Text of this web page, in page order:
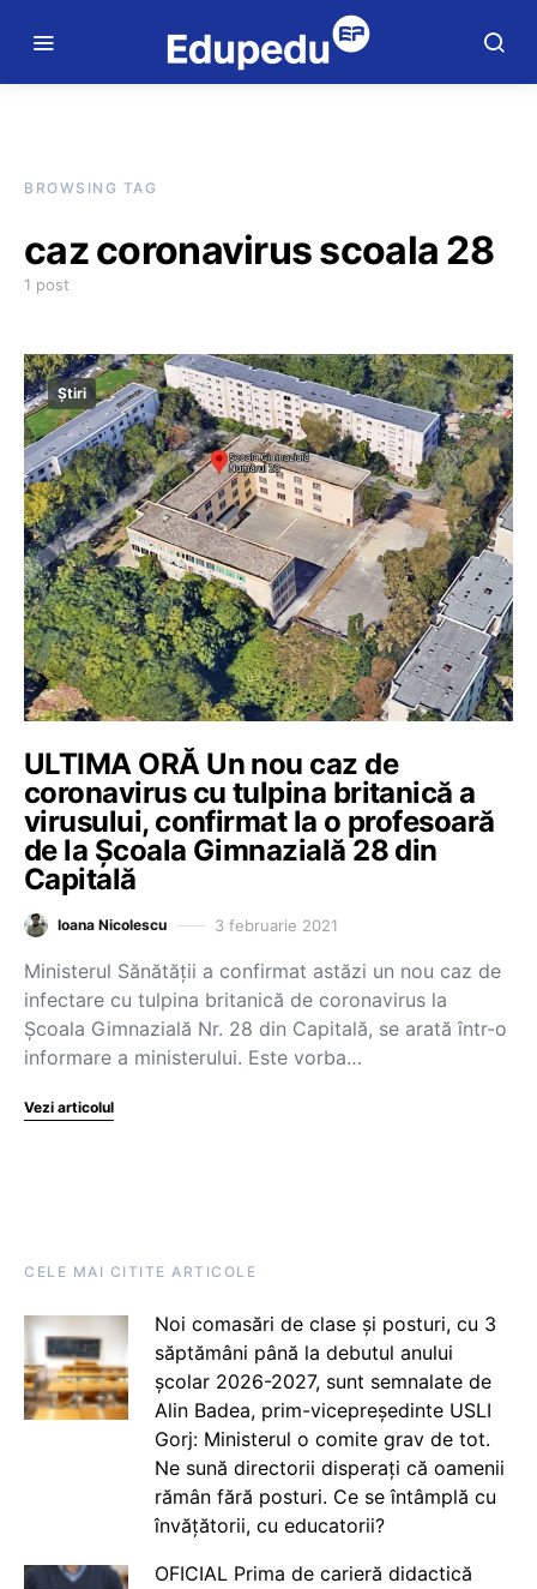
BROWSING TAG
caz coronavirus scoala 28
1 post
Știri
ULTIMA ORĂ Un nou caz de
coronavirus cu tulpina britanică a
virusului, confirmat la o profesoară
de la Școala Gimnazială 28 din
Capitală
Ioana Nicolescu 3 februarie 2021
Ministerul Sănătății a confirmat astăzi un nou caz de
infectare cu tulpina britanică de coronavirus la
Școala Gimnazială Nr. 28 din Capitală, se arată într-o
informare a ministerului. Este vorba…
Vezi articolul
CELE MAI CITITE ARTICOLE
Noi comasări de clase și posturi, cu 3
săptămâni până la debutul anului
școlar 2026-2027, sunt semnalate de
Alin Badea, prim-vicepreședinte USLI
Gorj: Ministerul o comite grav de tot.
Ne sună directorii disperați că oamenii
rămân fără posturi. Ce se întâmplă cu
învățătorii, cu educatorii?
OFICIAL Prima de carieră didactică